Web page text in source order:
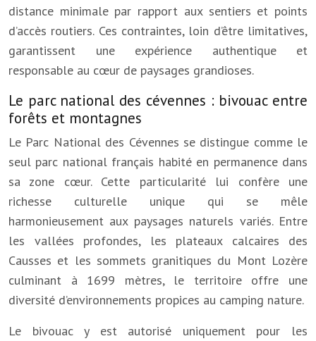
distance minimale par rapport aux sentiers et points
d’accès routiers. Ces contraintes, loin d’être limitatives,
garantissent une expérience authentique et
responsable au cœur de paysages grandioses.
Le parc national des cévennes : bivouac entre
forêts et montagnes
Le Parc National des Cévennes se distingue comme le
seul parc national français habité en permanence dans
sa zone cœur. Cette particularité lui confère une
richesse culturelle unique qui se mêle
harmonieusement aux paysages naturels variés. Entre
les vallées profondes, les plateaux calcaires des
Causses et les sommets granitiques du Mont Lozère
culminant à 1699 mètres, le territoire offre une
diversité d’environnements propices au camping nature.
Le bivouac y est autorisé uniquement pour les